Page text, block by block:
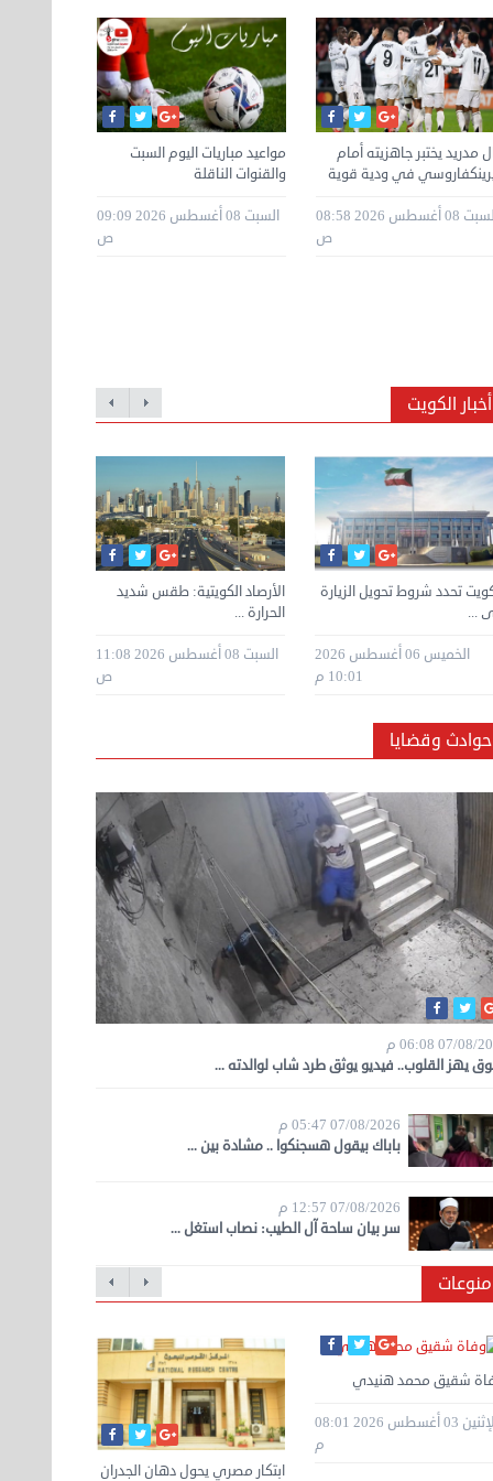
مواعيد مباريات اليوم السبت
والقنوات الناقلة
السبت 08 أغسطس 2026 09:09
ص
مدريد يختبر جاهزيته أمام
في ودية قوية
السبت 08 أغسطس 2026 08:58
ص
أخبار الكويت
الأرصاد الكويتية: طقس شديد
الحرارة ...
السبت 08 أغسطس 2026 11:08
ص
تحدد شروط تحويل الزيارة
...
الخميس 06 أغسطس 2026
10:01 م
مكتب التنسيق : الأحد آخر موعد
لتسجيل ...
الجمعة 07 أغسطس 2026 05:48
م
87.5% للهندسة 92.1% للأسنان
للطب ...
الجمعة 07 أغسطس 2026 05:29
م
حوادث وقضايا
2026 06:08 م
يهز القلوب.. فيديو يوثق طرد شاب لوالدته ...
07/08/2026 05:47 م
باباك بيقول هسجنكوا .. مشادة بين ...
07/08/2026 12:57 م
سر بيان ساحة آل الطيب: نصاب استغل ...
منوعات
ابتكار مصري يحول دهان الجدران
شقيق محمد هنيدي
الإثنين 03 أغسطس 2026 08:01
م
اليوم.. قرعة دوري أبطال أفريقيا